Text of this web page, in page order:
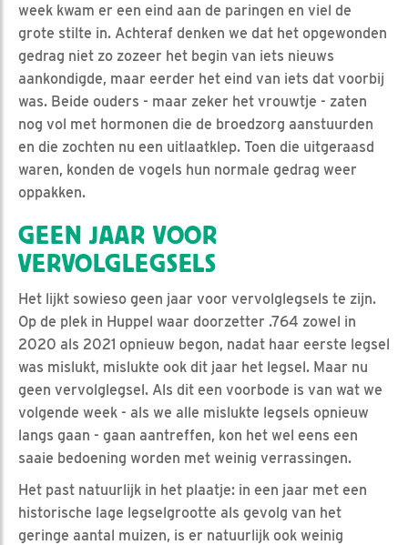
week kwam er een eind aan de paringen en viel de
grote stilte in. Achteraf denken we dat het opgewonden
gedrag niet zo zozeer het begin van iets nieuws
aankondigde, maar eerder het eind van iets dat voorbij
was. Beide ouders - maar zeker het vrouwtje - zaten
nog vol met hormonen die de broedzorg aanstuurden
en die zochten nu een uitlaatklep. Toen die uitgeraasd
waren, konden de vogels hun normale gedrag weer
oppakken.
GEEN JAAR VOOR
VERVOLGLEGSELS
Het lijkt sowieso geen jaar voor vervolglegsels te zijn.
Op de plek in Huppel waar doorzetter .764 zowel in
2020 als 2021 opnieuw begon, nadat haar eerste legsel
was mislukt, mislukte ook dit jaar het legsel. Maar nu
geen vervolglegsel. Als dit een voorbode is van wat we
volgende week - als we alle mislukte legsels opnieuw
langs gaan - gaan aantreffen, kon het wel eens een
saaie bedoening worden met weinig verrassingen.
Het past natuurlijk in het plaatje: in een jaar met een
historische lage legselgrootte als gevolg van het
geringe aantal muizen, is er natuurlijk ook weinig